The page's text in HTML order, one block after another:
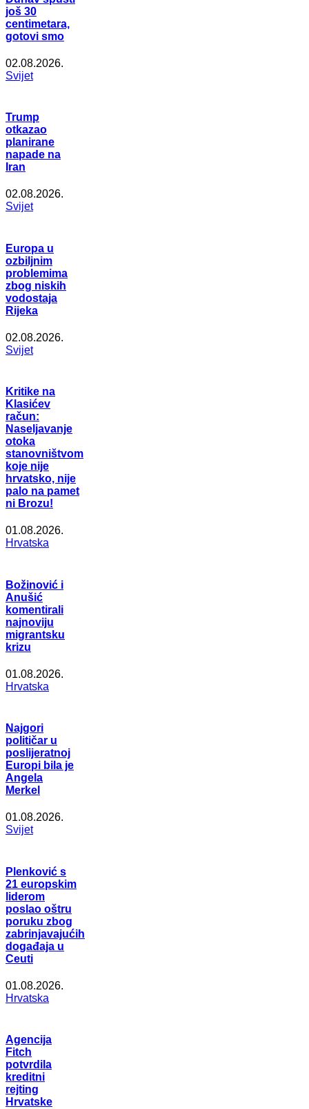
još 30
centimetara,
gotovi smo
02.08.2026.
Svijet
Trump
otkazao
planirane
napade na
Iran
02.08.2026.
Svijet
Europa u
ozbiljnim
problemima
zbog niskih
vodostaja
Rijeka
02.08.2026.
Svijet
Kritike na
Klasićev
račun:
Naseljavanje
otoka
stanovništvom
koje nije
hrvatsko, nije
palo na pamet
ni Brozu!
01.08.2026.
Hrvatska
Božinović i
Anušić
komentirali
najnoviju
migrantsku
krizu
01.08.2026.
Hrvatska
Najgori
političar u
poslijeratnoj
Europi bila je
Angela
Merkel
01.08.2026.
Svijet
Plenković s
21 europskim
liderom
poslao oštru
poruku zbog
zabrinjavajućih
događaja u
Ceuti
01.08.2026.
Hrvatska
Agencija
Fitch
potvrdila
kreditni
rejting
Hrvatske